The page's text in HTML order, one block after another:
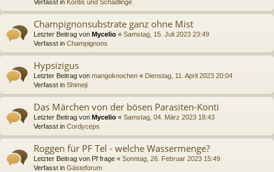
Verfasst in Kontis und Schädlinge
Champignonsubstrate ganz ohne Mist
Letzter Beitrag von Mycelio « Samstag, 15. Juli 2023 23:49
Verfasst in Champignons
Hypsizigus
Letzter Beitrag von mangoknochen « Dienstag, 11. April 2023 20:04
Verfasst in Shimeji
Das Märchen von der bösen Parasiten-Konti
Letzter Beitrag von Mycelio « Samstag, 04. März 2023 18:43
Verfasst in Cordyceps
Roggen für PF Tel - welche Wassermenge?
Letzter Beitrag von Pf frage « Sonntag, 26. Februar 2023 15:49
Verfasst in Gästeforum